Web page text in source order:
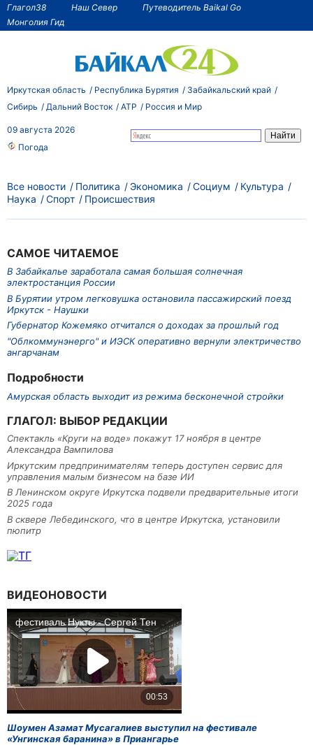
Глагол38 Наш Север
Путеводитель Baikal Go
Монголия Гид
Иркутская область Республика Бурятия
Забайкальский край
Сибирь
Дальний Восток АТР Россия и Мир
09 августа 2026
Погода
САМОЕ ЧИТАЕМОЕ
В Забайкалье заработала самая большая солнечная
электростанция России
В Бурятии утром легковушка остановила пассажирский поезд
Иркутск - Наушки
Губернатор Кожемяко отчитался о доходах за прошлый год
"Облкоммунэнерго" и ИЭСК оперативно вернули электричество
ангарчанам
Подробности
Амурская область выходит из режима бесконечной стройки
ГЛАГОЛ: ВЫБОР РЕДАКЦИИ
Спектакль «Круги на воде» покажут 17 ноября в центре
Александра Вампилова
Иркутским предпринимателям теперь доступен сервис для
управления малым бизнесом на базе ИИ
В Ленинском округе Иркутска подвели предварительные итоги
2025 года
В сквере Лебединского, что в центре Иркутска, установили
пюпитр
Все новости Политика Экономика Социум
Культура
Наука
Спорт Происшествия
ВИДЕОНОВОСТИ
Шоумен Азамат Мусагалиев выступил на фестивале
«Унгинская баранина» в Приангарье